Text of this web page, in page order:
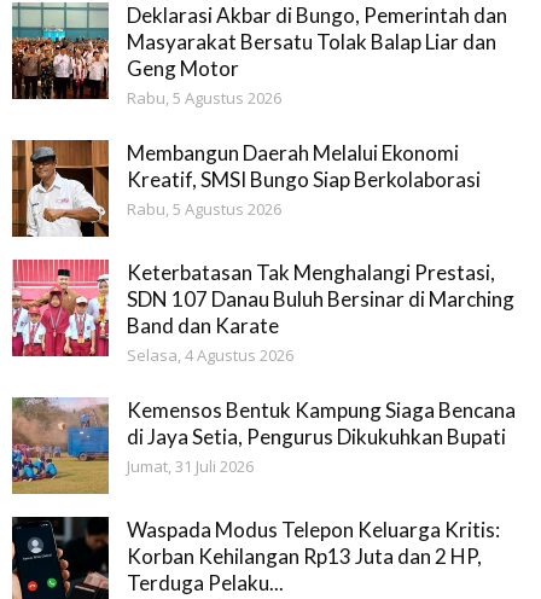
Deklarasi Akbar di Bungo, Pemerintah dan
Masyarakat Bersatu Tolak Balap Liar dan
Geng Motor
Rabu, 5 Agustus 2026
Membangun Daerah Melalui Ekonomi
Kreatif, SMSI Bungo Siap Berkolaborasi
Rabu, 5 Agustus 2026
Keterbatasan Tak Menghalangi Prestasi,
SDN 107 Danau Buluh Bersinar di Marching
Band dan Karate
Selasa, 4 Agustus 2026
Kemensos Bentuk Kampung Siaga Bencana
di Jaya Setia, Pengurus Dikukuhkan Bupati
Jumat, 31 Juli 2026
Waspada Modus Telepon Keluarga Kritis:
Korban Kehilangan Rp13 Juta dan 2 HP,
Terduga Pelaku...